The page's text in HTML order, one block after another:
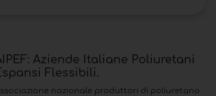
Aziende Italiane Poliuretani
Flessibili.
nazionale produttori di poliuretano